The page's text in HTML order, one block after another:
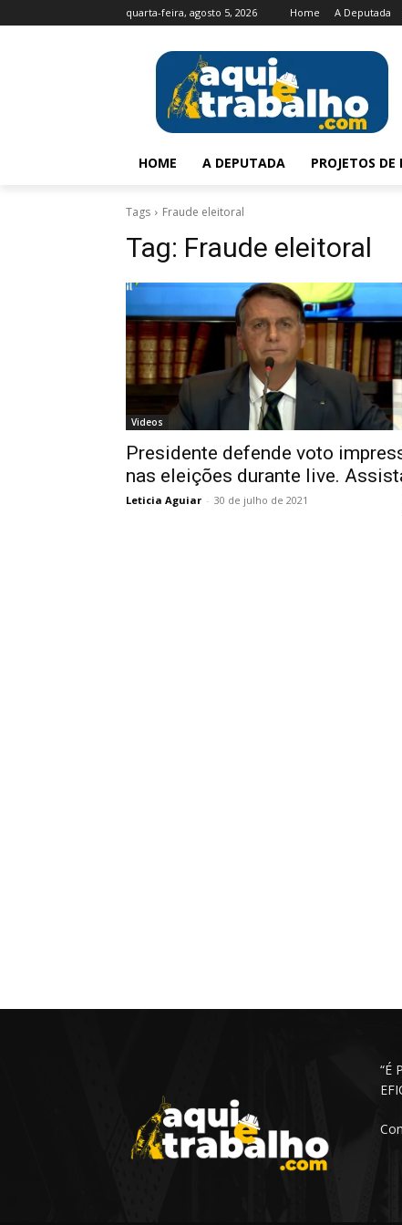
quarta-feira, agosto 5, 2026 Home A Deputada
HOME A DEPUTADA PROJETOS DE
Tags Fraude eleitoral
Tag: Fraude eleitoral
Videos
Presidente defende voto
nas eleições durante live.
Leticia Aguiar - 30 de julho de 2021
“É